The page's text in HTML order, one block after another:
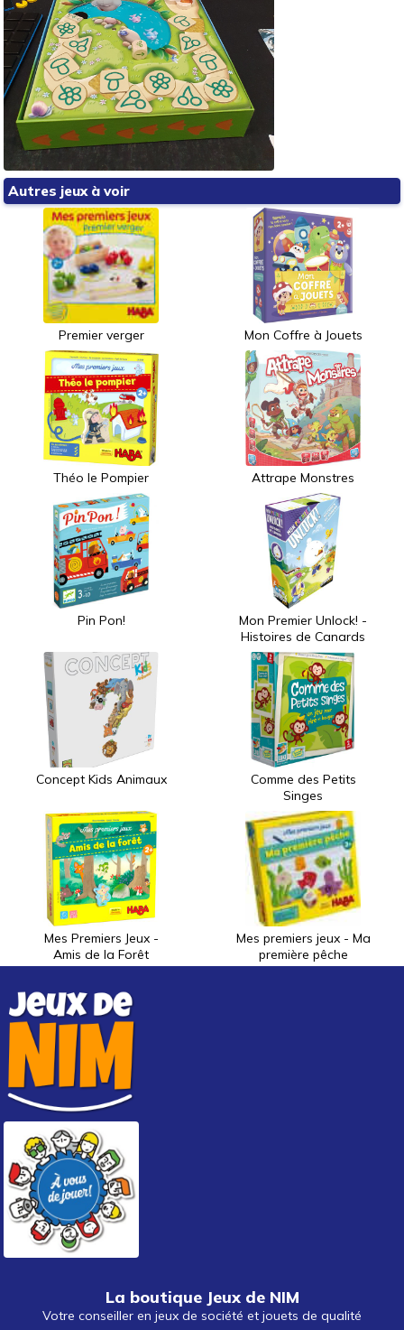
Autres jeux à voir
Premier verger Mon Coffre à Jouets
Théo le Pompier Attrape Monstres
Pin Pon!
Mon Premier Unlock! -
Histoires de Canards
Concept Kids Animaux
Comme des Petits
Singes
Mes Premiers Jeux -
Amis de la Forêt
Mes premiers jeux - Ma
première pêche
La boutique Jeux de NIM
Votre conseiller en jeux de société et jouets de qualité